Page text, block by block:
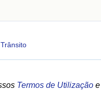
Trânsito
Termos de Utilização e